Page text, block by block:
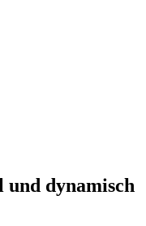
und dynamisch